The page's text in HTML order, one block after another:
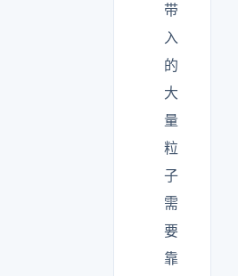
带
入
的
大
量
粒
子
需
要
靠